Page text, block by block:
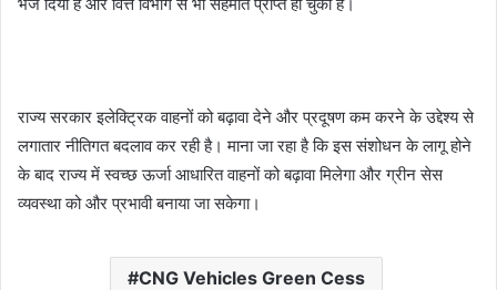
राज्य सरकार इलेक्ट्रिक वाहनों को बढ़ावा देने और प्रदूषण कम करने के उद्देश्य से
लगातार नीतिगत बदलाव कर रही है। माना जा रहा है कि इस संशोधन के लागू होने
के बाद राज्य में स्वच्छ ऊर्जा आधारित वाहनों को बढ़ावा मिलेगा और ग्रीन सेस
व्यवस्था को और प्रभावी बनाया जा सकेगा।
CNG Vehicles Green Cess